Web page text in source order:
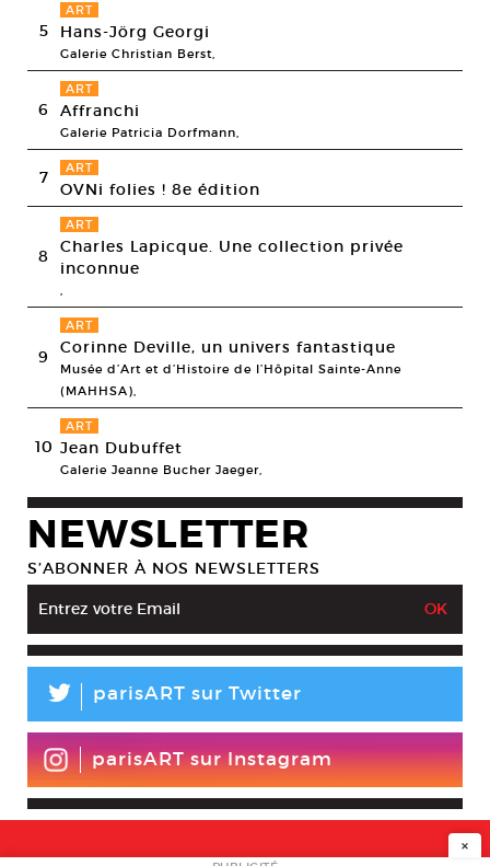
5
ART
Hans-Jörg Georgi
Galerie Christian Berst,
6
ART
Affranchi
Galerie Patricia Dorfmann,
7 ART
OVNi folies ! 8e édition
8
ART
Charles Lapicque. Une collection privée
inconnue
,
9
ART
Corinne Deville, un univers fantastique
Musée d’Art et d’Histoire de l’Hôpital Sainte-Anne
(MAHHSA),
10
ART
Jean Dubuffet
Galerie Jeanne Bucher Jaeger,
NEWSLETTER
S’ABONNER À NOS NEWSLETTERS
L parisART sur Twitter
parisART sur Instagram
×